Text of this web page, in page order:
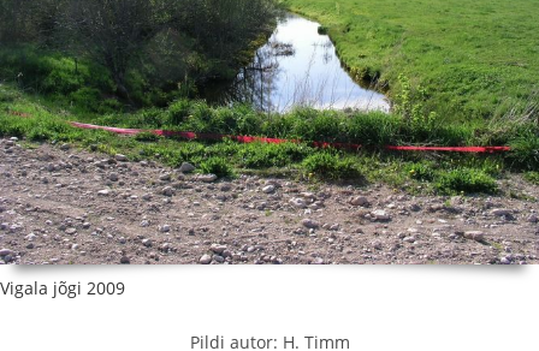
Vigala jõgi 2009
Pildi autor: H. Timm